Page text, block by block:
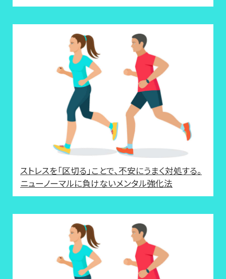
ストレスを「区切る」ことで、不安にうまく対処する。
ニューノーマルに負けないメンタル強化法